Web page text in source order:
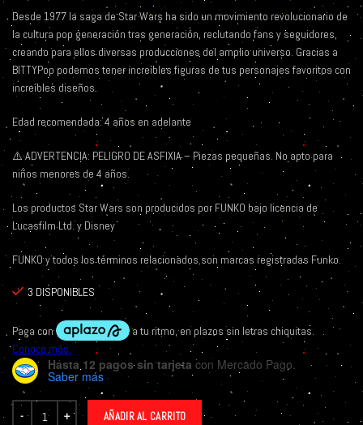
Desde 1977 la saga de Star Wars ha sido un movimiento revolucionario de
la cultura pop generación tras generación, reclutando fans y seguidores,
creando para ellos diversas producciones del amplio universo. Gracias a
BITTYPop podemos tener increíbles figuras de tus personajes favoritos con
increíbles diseños.
Edad recomendada: 4 años en adelante
⚠️ADVERTENCIA: PELIGRO DE ASFIXIA – Piezas pequeñas. No apto para
niños menores de 4 años.
Los productos Star Wars son producidos por FUNKO bajo licencia de
Lucasfilm Ltd. y Disney
FUNKO y todos los términos relacionados son marcas registradas Funko.
3 DISPONIBLES
Hasta 12 pagos sin tarjeta con Mercado Pago.
Saber más
AÑADIR AL CARRITO